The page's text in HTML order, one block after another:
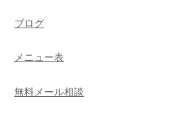
ブログ
メニュー表
無料メール相談